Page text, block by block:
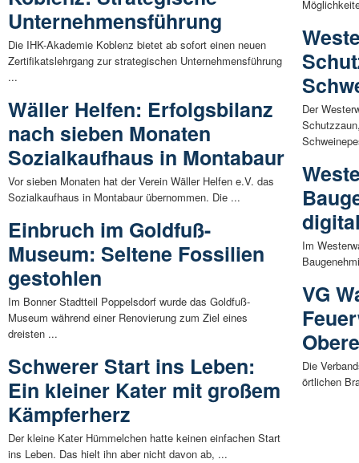
Unternehmensführung
Die IHK-Akademie Koblenz bietet ab sofort einen neuen
Zertifikatslehrgang zur strategischen Unternehmensführung
...
Wäller Helfen: Erfolgsbilanz
nach sieben Monaten
Sozialkaufhaus in Montabaur
Vor sieben Monaten hat der Verein Wäller Helfen e.V. das
Sozialkaufhaus in Montabaur übernommen. Die ...
Einbruch im Goldfuß-
Museum: Seltene Fossilien
gestohlen
Im Bonner Stadtteil Poppelsdorf wurde das Goldfuß-
Museum während einer Renovierung zum Ziel eines
dreisten ...
Schwerer Start ins Leben:
Ein kleiner Kater mit großem
Kämpferherz
Der kleine Kater Hümmelchen hatte keinen einfachen Start
ins Leben. Das hielt ihn aber nicht davon ab, ...
Der
Im
VG
Die
örtlichen